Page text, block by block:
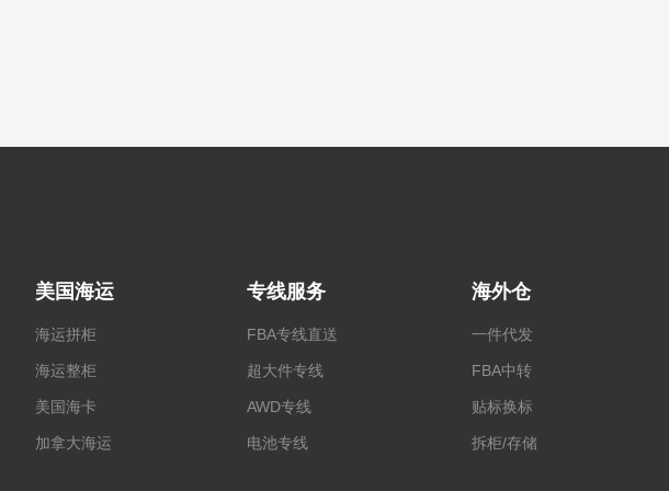
美国海运
海运拼柜
海运整柜
美国海卡
加拿大海运
专线服务
FBA专线直送
超大件专线
AWD专线
电池专线
海外仓
一件代发
FBA中转
贴标换标
拆柜/存储